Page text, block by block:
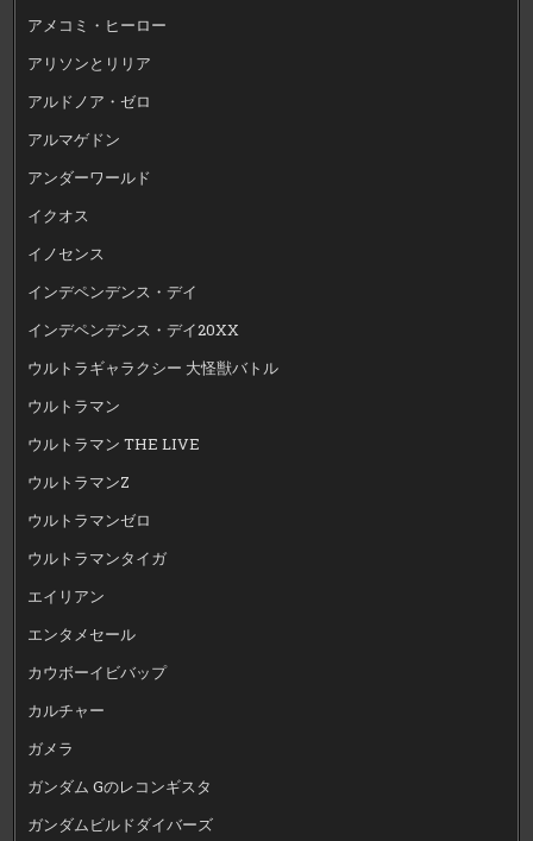
アメコミ・ヒーロー
アリソンとリリア
アルドノア・ゼロ
アルマゲドン
アンダーワールド
イクオス
イノセンス
インデペンデンス・デイ
インデペンデンス・デイ20XX
ウルトラギャラクシー 大怪獣バトル
ウルトラマン
ウルトラマン THE LIVE
ウルトラマンZ
ウルトラマンゼロ
ウルトラマンタイガ
エイリアン
エンタメセール
カウボーイビバップ
カルチャー
ガメラ
ガンダム Gのレコンギスタ
ガンダムビルドダイバーズ